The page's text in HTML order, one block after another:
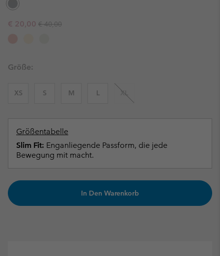
Sale price:
€ 20,00 Regular price:
€ 40,00
Größe:
XS S M L XL
Größentabelle
Slim Fit: Enganliegende Passform, die jede
Bewegung mit macht.
In Den Warenkorb